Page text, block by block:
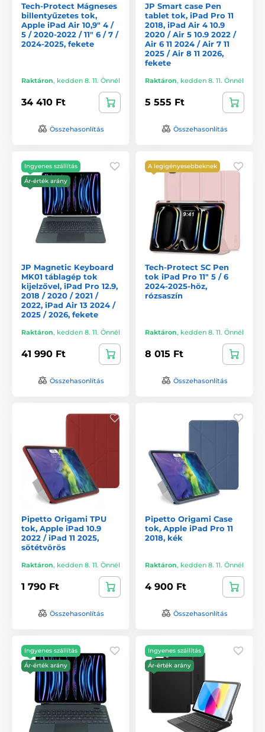
Tech-Protect Mágneses
billentyűzetes tok,
Apple iPad Air 10,9" 4 /
5 / 2020-2022 / 11" 6 / 7 /
2024-2025, fekete
Raktáron, kedden 8. 11. Önnél
34 410 Ft
Összehasonlítás
JP Smart case Pen
tablet tok, iPad Pro 11
2018, iPad Air 4 10.9
2020 / Air 5 10.9 2022 /
Air 6 11 2024 / Air 7 11
2025 / Air 8 11 2026,
fekete
Raktáron, kedden 8. 11. Önnél
5 555 Ft
Összehasonlítás
Ingyenes szállítás
Ár-érték arány
JP Magnetic Keyboard
MK01 táblagép tok
kijelzővel, iPad Pro 12.9,
2018 / 2020 / 2021 /
2022, iPad Air 13 2024 /
2025 / 2026, fekete
Raktáron, kedden 8. 11. Önnél
41 990 Ft
Összehasonlítás
A legigényesebbeknek
Tech-Protect SC Pen
tok iPad Pro 11" 5 / 6
2024-2025-höz,
rózsaszín
Raktáron, kedden 8. 11. Önnél
8 015 Ft
Összehasonlítás
Pipetto Origami TPU
tok, Apple iPad 10.9
2022 / iPad 11 2025,
sötétvörös
Raktáron, kedden 8. 11. Önnél
1 790 Ft
Összehasonlítás
Pipetto Origami Case
tok, Apple iPad Pro 11
2018, kék
Raktáron, kedden 8. 11. Önnél
4 900 Ft
Összehasonlítás
Ingyenes szállítás
Ár-érték arány
Ingyenes szállítás
Ár-érték arány